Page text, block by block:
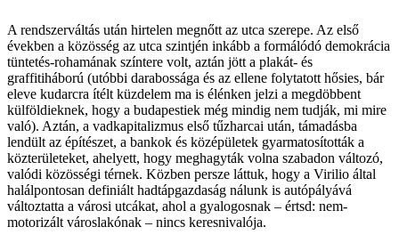
A rendszerváltás után hirtelen megnőtt az utca szerepe. Az első
években a közösség az utca szintjén inkább a formálódó demokrácia
tüntetés-rohamának színtere volt, aztán jött a plakát- és
graffitiháború (utóbbi darabossága és az ellene folytatott hősies, bár
eleve kudarcra ítélt küzdelem ma is élénken jelzi a megdöbbent
külföldieknek, hogy a budapestiek még mindig nem tudják, mi mire
való). Aztán, a vadkapitalizmus első tűzharcai után, támadásba
lendült az építészet, a bankok és középületek gyarmatosították a
közterületeket, ahelyett, hogy meghagyták volna szabadon változó,
valódi közösségi térnek. Közben persze láttuk, hogy a Virilio által
halálpontosan definiált hadtápgazdaság nálunk is autópályává
változtatta a városi utcákat, ahol a gyalogosnak – értsd: nem-
motorizált városlakónak – nincs keresnivalója.